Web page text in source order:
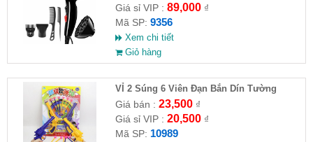
Giá sỉ VIP : 89,000₫
Mã SP: 9356
Xem chi tiết
Giỏ hàng
VỈ 2 Súng 6 Viên Đạn Bắn Dín Tường
Giá bán : 23,500₫
Giá sỉ VIP : 20,500₫
Mã SP: 10989